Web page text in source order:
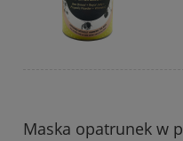
Maska opatrunek w